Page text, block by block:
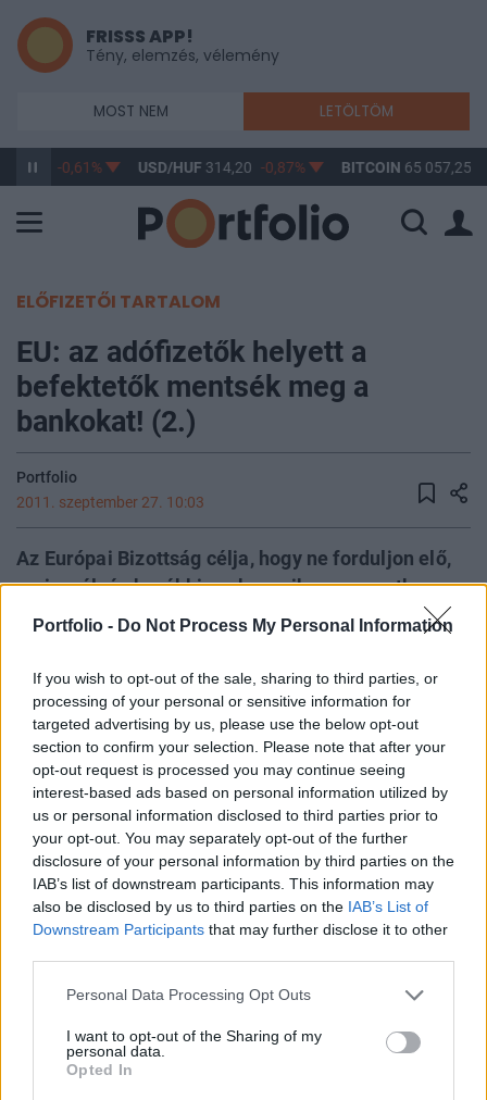
Portfolio - Do Not Process My Personal Information
If you wish to opt-out of the sale, sharing to third parties, or
processing of your personal or sensitive information for
targeted advertising by us, please use the below opt-out
section to confirm your selection. Please note that after your
opt-out request is processed you may continue seeing
interest-based ads based on personal information utilized by
us or personal information disclosed to third parties prior to
your opt-out. You may separately opt-out of the further
disclosure of your personal information by third parties on the
IAB’s list of downstream participants. This information may
also be disclosed by us to third parties on the IAB’s List of
Downstream Participants that may further disclose it to other
Personal Data Processing Opt Outs
I want to opt-out of the Sharing of my
personal data.
Opted In
FRISSS APP!
Tény, elemzés, vélemény
MOST NEM LETÖLTÖM
-0,61% USD/HUF 314,20 -0,87% BITCOIN 65 057,25
ELŐFIZETŐI TARTALOM
EU: az adófizetők helyett a
befektetők mentsék meg a
bankokat! (2.)
Portfolio
2011. szeptember 27. 10:03
Az Európai Bizottság célja, hogy ne forduljon elő,
ami a válság korábbi szakaszaiban sorozatban
fordult elő: meg akarja akadályozni, hogy ismét
meg a bajba került bankokat. Brüsszel ehelyett azt
akarja elérni, hogy a részvényesek és a bankok
hitelezői viseljék a terheket. Ez szélsőséges
esetben akár a részvények kisajátítását is jelenti -
tudta meg a Handelsblatt.
A német lap szerint évek is eltelhetnek, mire a bizottsági
tervek megvalósulnak, Brüsszel mindenesetre azt szeretné,
hogy az államok helyett a részvényesek és a hitelezők
viseljék egy-egy bank fizetésképtelensége esetén a
kockázatokat. Jogszabályban szeretné az Európai
Bizottság biztosítani az adófizetőket arról, hogy
megkímélik őket bármilyen jövőbeni bankválság esetén....
KEDVES OLVASÓNK!